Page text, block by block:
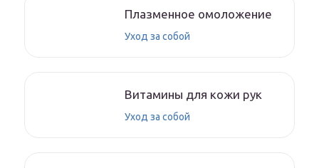
Плазменное омоложение
Уход за собой
Витамины для кожи рук
Уход за собой